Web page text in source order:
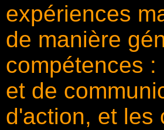
expériences
de manière
compétences
et de
d'action, et les